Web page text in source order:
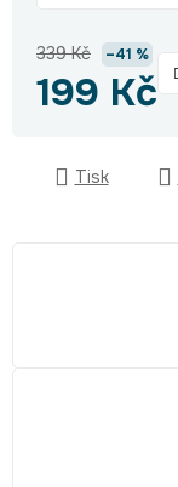
339 Kč –41 %
199 Kč
Tisk